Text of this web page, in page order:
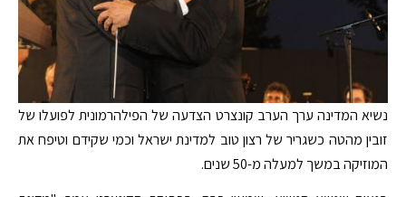
נשיא המדינה ערך הערב קונצרט הצדעה של הפילהרמונית לפועלו של
זובין מהטה כשגריר של רצון טוב למדינת ישראל וכמי שקידם וטיפח את
המוזיקה במשך למעלה מ-50 שנים.